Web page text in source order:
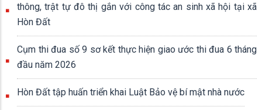
thông, trật tự đô thị gắn với công tác an sinh xã hội tại xã
Hòn Đất
Cụm thi đua số 9 sơ kết thực hiện giao ước thi đua 6 tháng
đầu năm 2026
Hòn Đất tập huấn triển khai Luật Bảo vệ bí mật nhà nước